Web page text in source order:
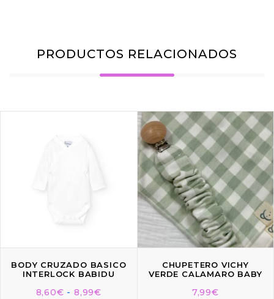
PRODUCTOS RELACIONADOS
BODY CRUZADO BASICO
INTERLOCK BABIDU
8,60€ - 8,99€
CHUPETERO VICHY
VERDE CALAMARO BABY
7,99€